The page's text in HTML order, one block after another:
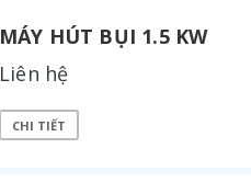
MÁY HÚT BỤI 1.5 KW
Liên hệ
CHI TIẾT